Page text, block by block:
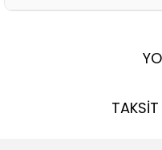
TAKSİT